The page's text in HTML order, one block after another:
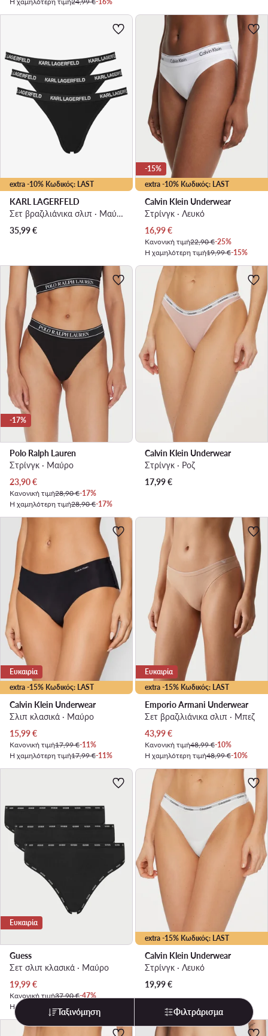
extra -10% Κωδικός: LAST
KARL LAGERFELD
Σετ βραζιλιάνικα σλιπ · Μαύρο
35,99€
extra -10% Κωδικός: LAST
-15%
Calvin Klein Underwear
Στρίνγκ · Λευκό
Τρέχουσα τιμή
16,99€
Κανονική τιμή22,90 €-25%
Η χαμηλότερη τιμή19,99 €-15%
-17%
Polo Ralph Lauren
Στρίνγκ · Μαύρο
Τρέχουσα τιμή
23,90€
Κανονική τιμή28,90 €-17%
Η χαμηλότερη τιμή28,90 €-17%
Calvin Klein Underwear
Στρίνγκ · Ροζ
17,99€
extra -15% Κωδικός: LAST
Ευκαιρία
Calvin Klein Underwear
Σλιπ κλασικά · Μαύρο
Τρέχουσα τιμή
15,99€
Κανονική τιμή17,99 €-11%
Η χαμηλότερη τιμή17,99 €-11%
extra -15% Κωδικός: LAST
Ευκαιρία
Emporio Armani Underwear
Σετ βραζιλιάνικα σλιπ · Μπεζ
Τρέχουσα τιμή
43,99€
Κανονική τιμή48,99 €-10%
Η χαμηλότερη τιμή48,99 €-10%
Ευκαιρία
Guess
Σετ σλιπ κλασικά · Μαύρο
Τρέχουσα τιμή
19,99€
Κανονική τιμή37,90 €-47%
Η χαμηλότερη τιμή
22,99 €
extra -15% Κωδικός: LAST
Calvin Klein Underwear
Στρίνγκ · Λευκό
19,99€
Ταξινόμηση Φιλτράρισμα